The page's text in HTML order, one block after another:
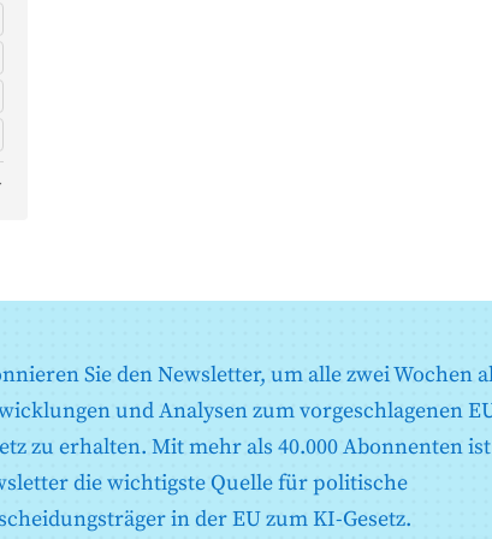
Sie den Newsletter, um alle zwei Wochen
und Analysen zum vorgeschlagenen
zu erhalten. Mit mehr als 40.000 Abonnenten
die wichtigste Quelle für politische
in der EU zum KI-Gesetz.